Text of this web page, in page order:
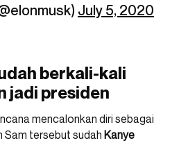
July 5, 2020
berkali-kali
jadi presiden
mencalonkan diri sebagai
Sam tersebut sudah Kanye